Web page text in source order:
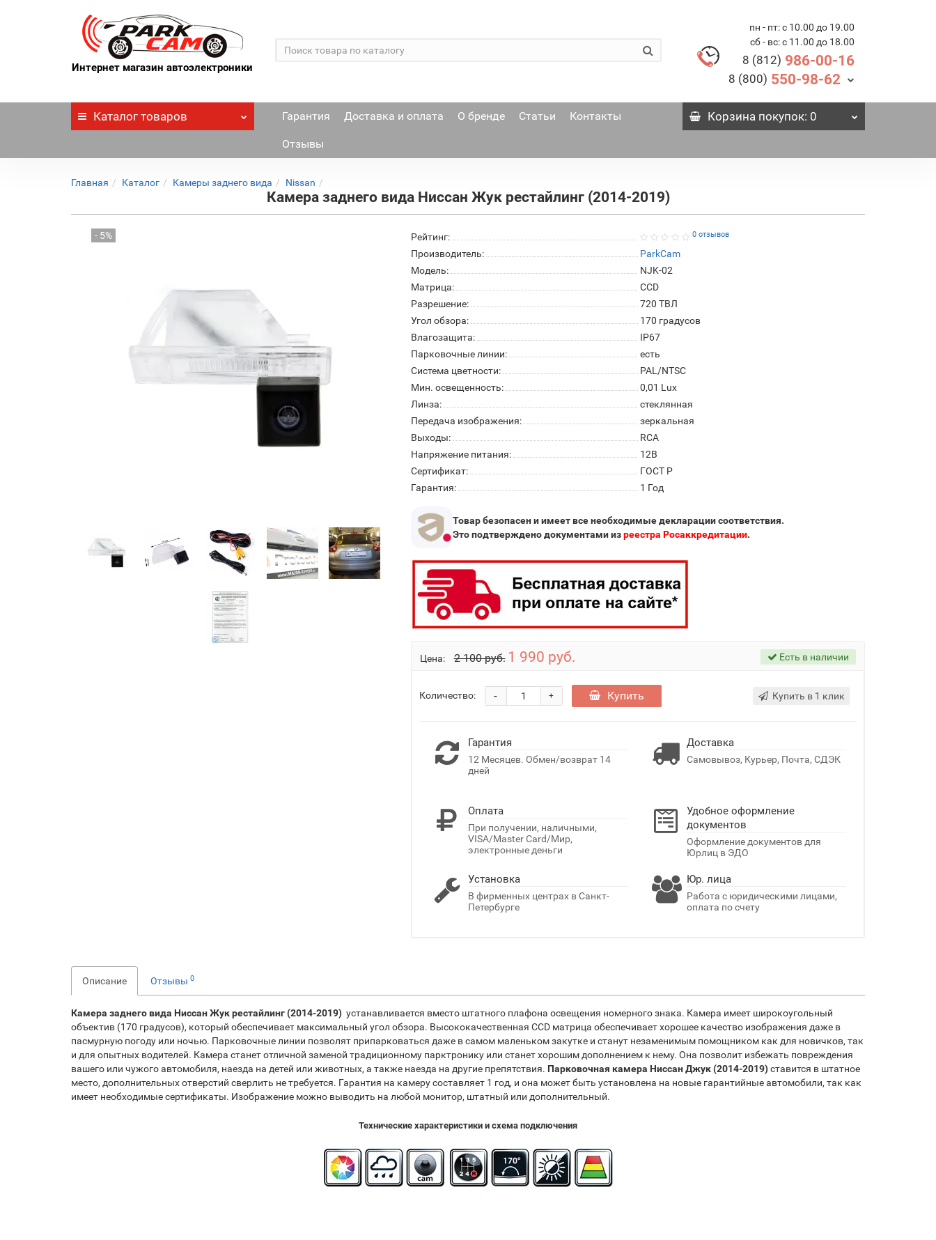
Интернет магазин автоэлектроники
пн - пт: с 10.00 до 19.00
сб - вс: с 11.00 до 18.00
8 (812) 986-00-16
8 (800) 550-98-62
Каталог товаров Гарантия Доставка и оплата О бренде Статьи Контакты
Отзывы
Корзинапокупок: 0
Главная Каталог Камеры заднего вида Nissan
Камера заднего вида Ниссан Жук рестайлинг (2014-2019)
- 5% Рейтинг: 0 отзывов
Производитель:
ParkCam
Модель:
NJK-02
Матрица:
СCD
Разрешение:
720 ТВЛ
Угол обзора:
170 градусов
Влагозащита:
IP67
Парковочные линии:
есть
Система цветности:
PAL/NTSC
Мин. освещенность:
0,01 Lux
Линза:
стеклянная
Передача изображения:
зеркальная
Выходы:
RCA
Напряжение питания:
12В
Сертификат:
ГОСТ Р
Гарантия:
1 Год
Товар безопасен и имеет все необходимые декларации соответствия.
Это подтверждено документами изреестра Росаккредитации.
Цена: 2 100 руб. 1 990 руб. Есть в наличии
Количество: +
- Купить Купить в 1 клик
Гарантия
12 Месяцев. Обмен/возврат 14
дней
Доставка
Самовывоз, Курьер, Почта, СДЭК
Оплата
При получении, наличными,
VISA/Master Card/Мир,
электронные деньги
Удобное оформление
документов
Оформление документов для
Юрлиц в ЭДО
Установка
В фирменных центрах в Санкт-
Петербурге
Юр. лица
Работа с юридическими лицами,
оплата по счету
Описание Отзывы 0
Камера заднего вида Ниссан Жук рестайлинг (2014-2019) устанавливается вместо штатного плафона освещения номерного знака. Камера имеет широкоугольный
объектив (170 градусов), который обеспечивает максимальный угол обзора. Высококачественная CCD матрица обеспечивает хорошее качество изображения даже в
пасмурную погоду или ночью. Парковочные линии позволят припарковаться даже в самом маленьком закутке и станут незаменимым помощником как для новичков, так
и для опытных водителей. Камера станет отличной заменой традиционному парктронику или станет хорошим дополнением к нему. Она позволит избежать повреждения
вашего или чужого автомобиля, наезда на детей или животных, а также наезда на другие препятствия. Парковочная камера Ниссан Джук (2014-2019)ставится в штатное
место, дополнительных отверстий сверлить не требуется. Гарантия на камеру составляет 1 год, и она может быть установлена на новые гарантийные автомобили, так как
имеет необходимые сертификаты. Изображение можно выводить на любой монитор, штатный или дополнительный.
Технические характеристики и схема подключения